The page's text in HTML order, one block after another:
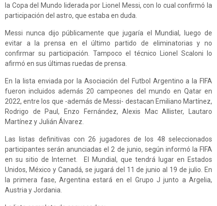
la Copa del Mundo liderada por Lionel Messi, con lo cual confirmó la
participación del astro, que estaba en duda.
Messi nunca dijo públicamente que jugaría el Mundial, luego de
evitar a la prensa en el último partido de eliminatorias y no
confirmar su participación. Tampoco el técnico Lionel Scaloni lo
afirmó en sus últimas ruedas de prensa.
En la lista enviada por la Asociación del Futbol Argentino a la FIFA
fueron incluidos además 20 campeones del mundo en Qatar en
2022, entre los que -además de Messi- destacan Emiliano Martínez,
Rodrigo de ⁠Paul, Enzo Fernández, Alexis Mac Allister, Lautaro
Martínez y Julián Álvarez.
Las listas definitivas con 26 jugadores de los 48 seleccionados
participantes serán anunciadas el 2 de junio, según informó la ‌FIFA
en ‌su sitio de Internet. El Mundial, que tendrá lugar en Estados
Unidos, México y Canadá, se jugará del 11 de junio al 19 de julio. En
la primera fase, Argentina estará en el Grupo J junto a Argelia,
Austria y Jordania.